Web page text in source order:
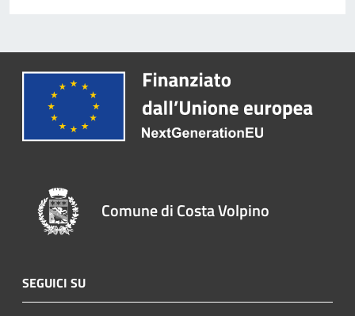
Comune di Costa Volpino
SEGUICI SU